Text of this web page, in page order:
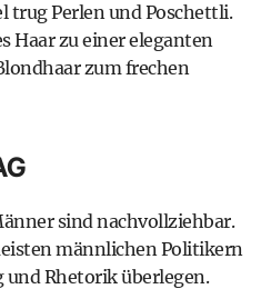
trug Perlen und Poschettli.
Haar zu einer eleganten
zum frechen
sind nachvollziehbar.
männlichen Politikern
und Rhetorik überlegen.